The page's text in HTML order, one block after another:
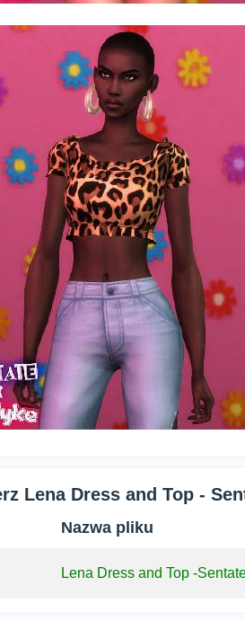
Lena Dress and Top -
Nazwa pliku
Lena Dress and Top -